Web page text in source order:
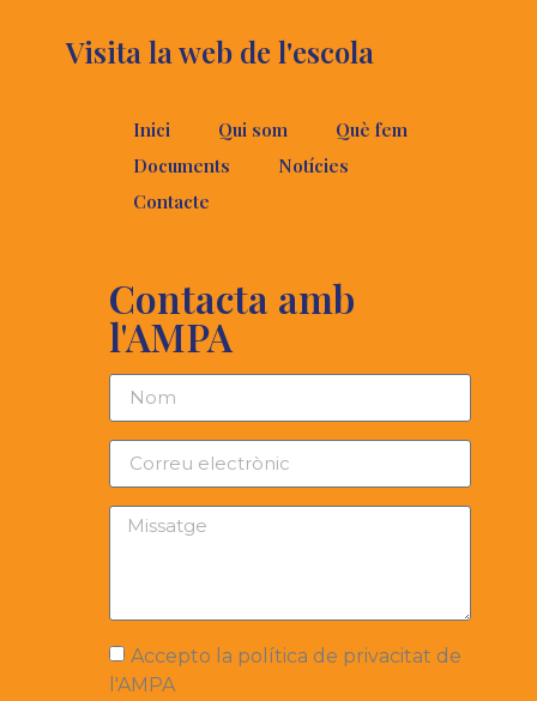
Visita la web de l'escola
Inici Qui som
Què fem
Documents
Notícies
Contacte
Contacta amb
l'AMPA
Accepto la política de privacitat de
l'AMPA